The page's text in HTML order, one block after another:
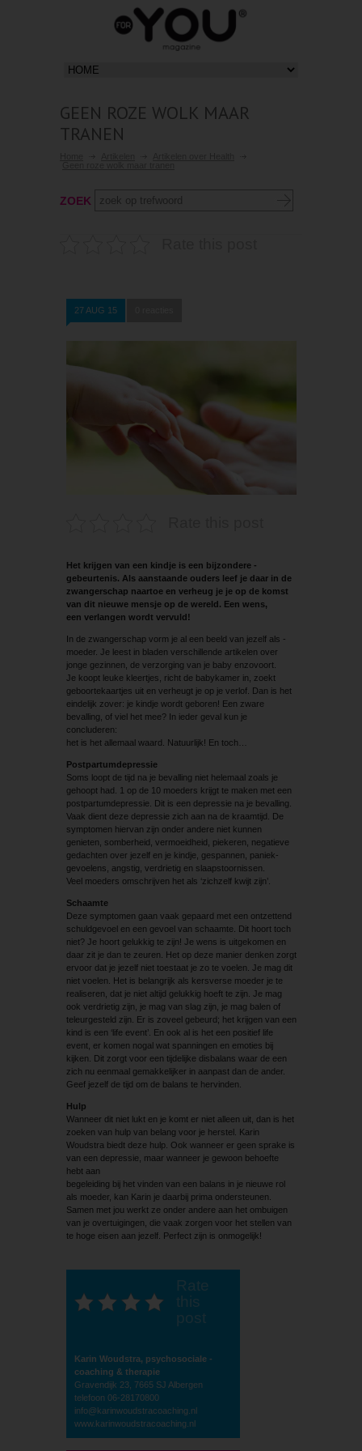
GEEN ROZE WOLK MAAR
TRANEN
ZOEK
27 AUG 15
Het krijgen van een kindje is een bijzondere ­
gebeurtenis. Als aanstaande ouders leef je daar in de
zwangerschap naartoe en verheug je je op de komst
van dit nieuwe mensje op de wereld. Een wens,
een verlangen wordt vervuld!
In de zwangerschap vorm je al een beeld van jezelf als ­
moeder. Je leest in bladen verschillende artikelen over
jonge gezinnen, de verzorging van je baby enzovoort.
Je koopt leuke kleertjes, richt de babykamer in, zoekt
geboortekaartjes uit en verheugt je op je verlof. Dan is het
eindelijk zover: je kindje wordt geboren! Een zware
bevalling, of viel het mee? In ieder geval kun je
concluderen:
het is het allemaal waard. Natuurlijk! En toch…
Postpartumdepressie
Soms loopt de tijd na je bevalling niet helemaal zoals je
gehoopt had. 1 op de 10 moeders krijgt te maken met een
postpartumdepressie. Dit is een depressie na je bevalling.
Vaak dient deze depressie zich aan na de kraamtijd. De
symptomen hiervan zijn onder andere niet kunnen
genieten, somberheid, vermoeidheid, piekeren, negatieve
gedachten over jezelf en je kindje, gespannen, paniek­
gevoelens, angstig, verdrietig en slaapstoornissen.
Veel moeders omschrijven het als ‘zichzelf kwijt zijn’.
Schaamte
Deze symptomen gaan vaak gepaard met een ontzettend
schuldgevoel en een gevoel van schaamte. Dit hoort toch
niet? Je hoort gelukkig te zijn! Je wens is uitgekomen en
daar zit je dan te zeuren. Het op deze manier denken zorgt
ervoor dat je jezelf niet toestaat je zo te voelen. Je mag dit
niet voelen. Het is belangrijk als kersverse moeder je te
realiseren, dat je niet altijd gelukkig hoeft te zijn. Je mag
ook verdrietig zijn, je mag van slag zijn, je mag balen of
teleurgesteld zijn. Er is zoveel gebeurd; het krijgen van een
kind is een ‘life event’. En ook al is het een positief life
event, er komen nogal wat spanningen en emoties bij
kijken. Dit zorgt voor een tijdelijke disbalans waar de een
zich nu eenmaal gemakkelijker in aanpast dan de ander.
Geef jezelf de tijd om de balans te hervinden.
Hulp
Wanneer dit niet lukt en je komt er niet alleen uit, dan is het
zoeken van hulp van belang voor je herstel. Karin
Woudstra biedt deze hulp. Ook wanneer er geen sprake is
van een depressie, maar wanneer je gewoon behoefte
hebt aan
begeleiding bij het vinden van een balans in je nieuwe rol
als moeder, kan Karin je daarbij prima ondersteunen.
Samen met jou werkt ze onder andere aan het ombuigen
van je overtuigingen, die vaak zorgen voor het stellen van
te hoge eisen aan jezelf. Perfect zijn is onmogelijk!
Rate
this
post
Karin Woudstra, psychosociale ­
coaching & therapie
Gravendijk 23, 7665 SJ Albergen
telefoon 06-28170800
info@karinwoudstracoaching.nl
www.karinwoudstracoaching.nl